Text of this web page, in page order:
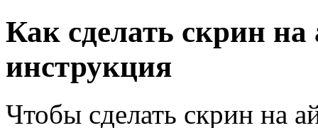
Как сделать скрин
инструкция
Чтобы сделать скрин на